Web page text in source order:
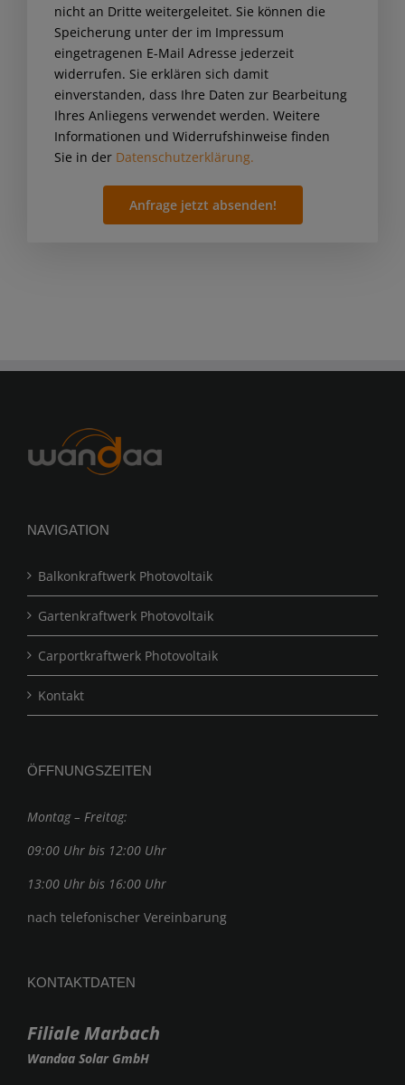
nicht an Dritte weitergeleitet. Sie können die
Speicherung unter der im Impressum
eingetragenen E-Mail Adresse jederzeit
widerrufen. Sie erklären sich damit
einverstanden, dass Ihre Daten zur Bearbeitung
Ihres Anliegens verwendet werden. Weitere
Informationen und Widerrufshinweise finden
Sie in der Datenschutzerklärung.
NAVIGATION
Balkonkraftwerk Photovoltaik
Gartenkraftwerk Photovoltaik
Carportkraftwerk Photovoltaik
Kontakt
ÖFFNUNGSZEITEN
Montag – Freitag:
09:00 Uhr bis 12:00 Uhr
13:00 Uhr bis 16:00 Uhr
nach telefonischer Vereinbarung
KONTAKTDATEN
Filiale Marbach
Wandaa Solar GmbH